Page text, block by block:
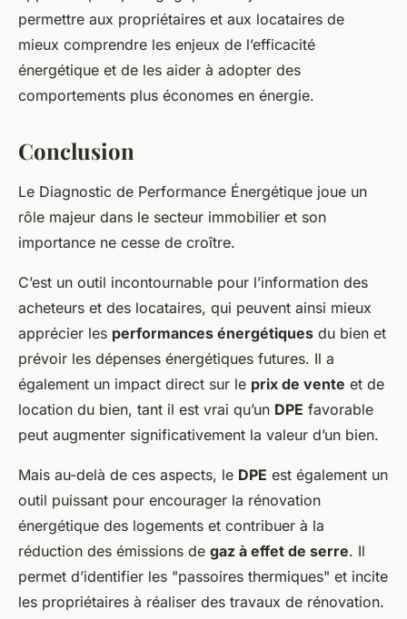
permettre aux propriétaires et aux locataires de
mieux comprendre les enjeux de l’efficacité
énergétique et de les aider à adopter des
comportements plus économes en énergie.
Conclusion
Le Diagnostic de Performance Énergétique joue un
rôle majeur dans le secteur immobilier et son
importance ne cesse de croître.
C’est un outil incontournable pour l’information des
acheteurs et des locataires, qui peuvent ainsi mieux
apprécier les performances énergétiques du bien et
prévoir les dépenses énergétiques futures. Il a
également un impact direct sur le prix de vente et de
location du bien, tant il est vrai qu’un DPE favorable
peut augmenter significativement la valeur d’un bien.
Mais au-delà de ces aspects, le DPE est également un
outil puissant pour encourager la rénovation
énergétique des logements et contribuer à la
réduction des émissions de gaz à effet de serre. Il
permet d’identifier les "passoires thermiques" et incite
les propriétaires à réaliser des travaux de rénovation.